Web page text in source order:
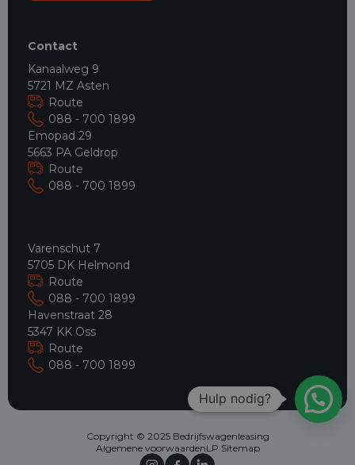
Contact
Kanaalweg 9
5721 MZ Asten
Route
088 - 700 1899
Emopad 29
5663 PA Geldrop
Route
088 - 700 1899
Varenschut 7
5705 DK Helmond
Route
088 - 700 1899
Havenstraat 28
5347 KK Oss
Route
088 - 700 1899
Copyright © 2025 Bedrijfswagenleasing
Algemene voorwaardenLP Sitemap
Hulp nodig?